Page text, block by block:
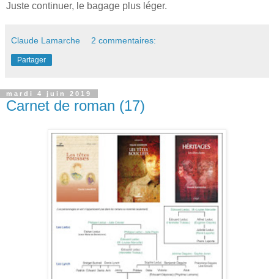
Juste continuer, le bagage plus léger.
Claude Lamarche 2 commentaires:
Partager
mardi 4 juin 2019
Carnet de roman (17)